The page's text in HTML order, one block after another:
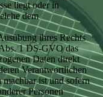
liegt oder in
dem
ihres Rechts
1 DS-GVO das
Daten direkt
Verantwortlichen
ist und sofern
Personen